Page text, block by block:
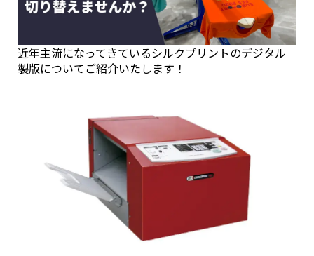
近年主流になってきているシルクプリントのデジタル
製版についてご紹介いたします！